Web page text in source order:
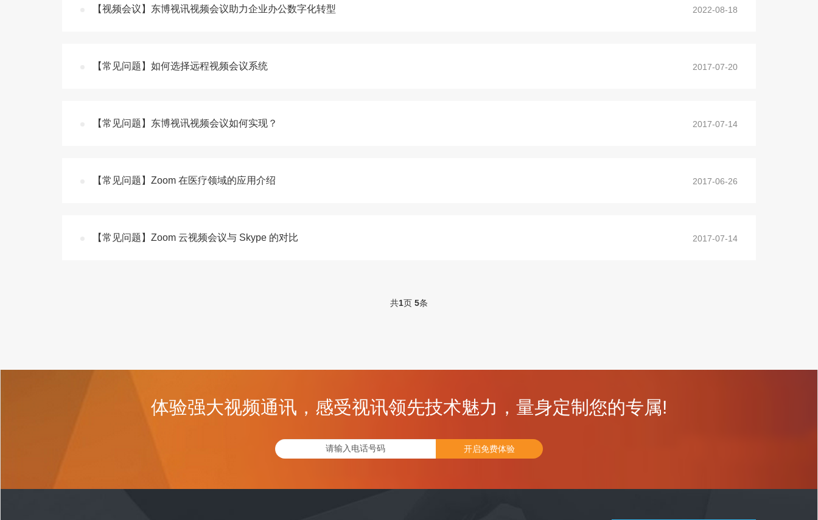
【视频会议】东博视讯视频会议助力企业办公数字化转型 2022-08-18
【常见问题】如何选择远程视频会议系统 2017-07-20
【常见问题】东博视讯视频会议如何实现？ 2017-07-14
【常见问题】Zoom 在医疗领域的应用介绍 2017-06-26
【常见问题】Zoom 云视频会议与 Skype 的对比 2017-07-14
共1页 5条
体验强大视频通讯，感受视讯领先技术魅力，量身定制您的专属!
开启免费体验